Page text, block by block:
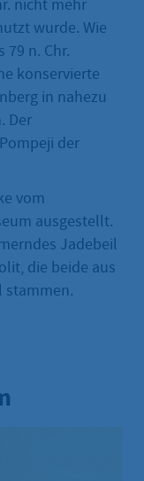
nicht mehr
wurde. Wie
79 n. Chr.
konservierte
in nahezu
Der
der
vom
ausgestellt.
Jadebeil
die beide aus
stammen.